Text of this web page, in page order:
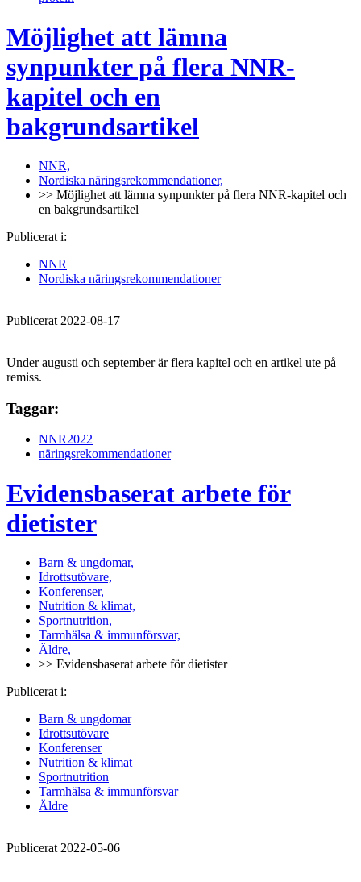
Möjlighet att lämna
synpunkter på flera NNR-
kapitel och en
bakgrundsartikel
NNR,
Nordiska näringsrekommendationer,
>> Möjlighet att lämna synpunkter på flera NNR-kapitel och
en bakgrundsartikel
Publicerat i:
NNR
Nordiska näringsrekommendationer
Publicerat 2022-08-17
Under augusti och september är flera kapitel och en artikel ute på
remiss.
Taggar:
NNR2022
näringsrekommendationer
Evidensbaserat arbete för
dietister
Barn & ungdomar,
Idrottsutövare,
Konferenser,
Nutrition & klimat,
Sportnutrition,
Tarmhälsa & immunförsvar,
Äldre,
>> Evidensbaserat arbete för dietister
Publicerat i:
Barn & ungdomar
Idrottsutövare
Konferenser
Nutrition & klimat
Sportnutrition
Tarmhälsa & immunförsvar
Äldre
Publicerat 2022-05-06